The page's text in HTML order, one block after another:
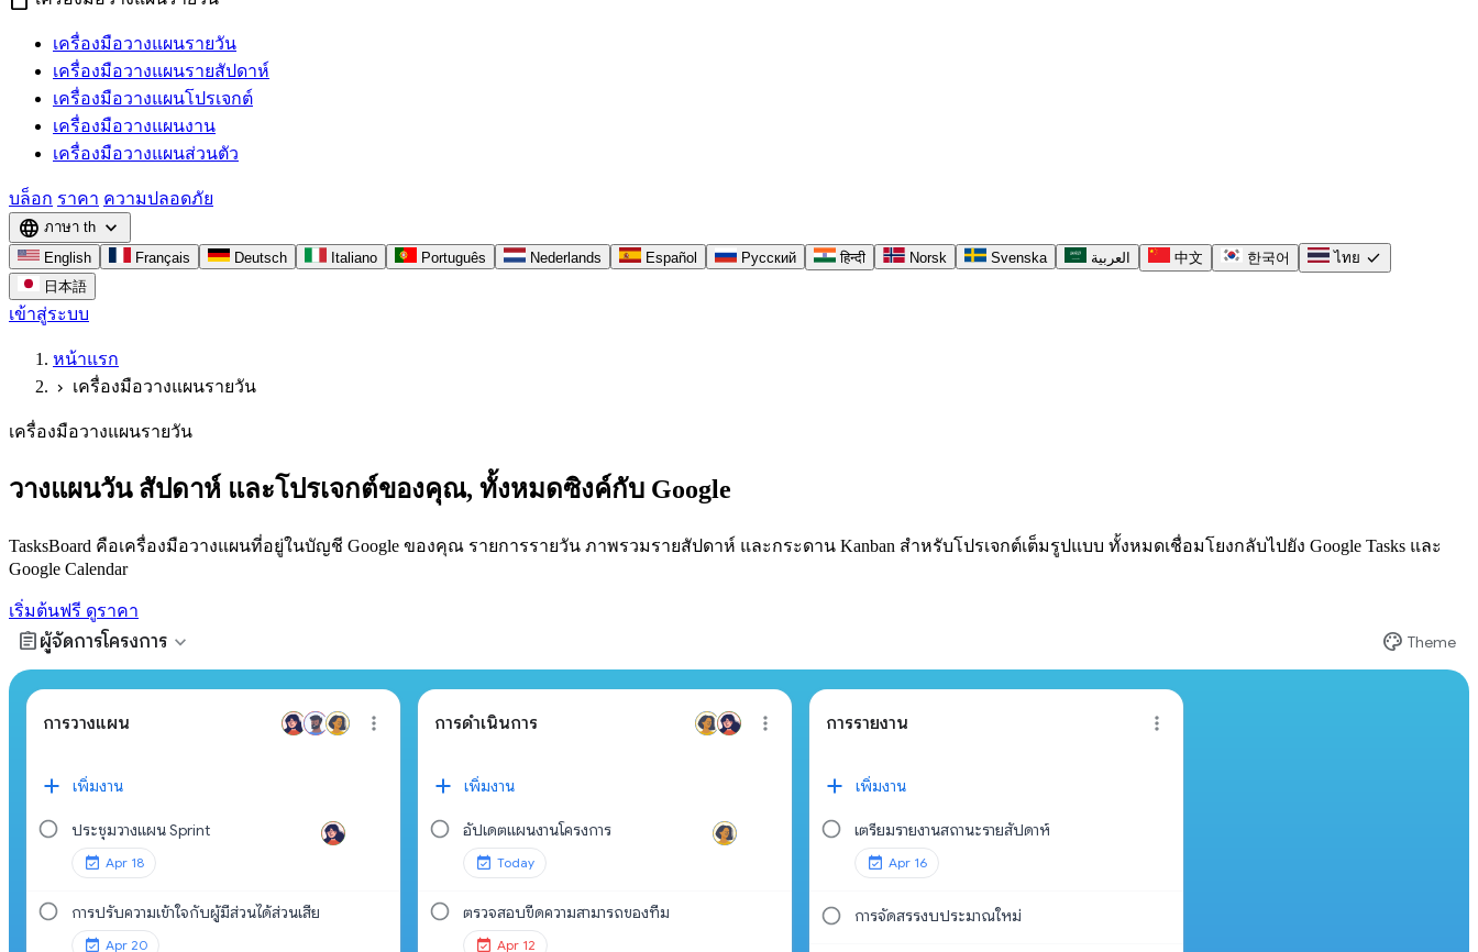
เครื่องมือวางแผนรายวัน
เครื่องมือวางแผนรายสัปดาห์
เครื่องมือวางแผนโปรเจกต์
เครื่องมือวางแผนงาน
เครื่องมือวางแผนส่วนตัว
บล็อก ราคา ความปลอดภัย
language ภาษา th expand_more
English Français Deutsch Italiano Português Nederlands Español Русский हिन्दी Norsk Svenska العربية 中文 한국어 ไทย check
日本語
เข้าสู่ระบบ
หน้าแรก
chevron_right เครื่องมือวางแผนรายวัน
เครื่องมือวางแผนรายวัน
วางแผนวัน สัปดาห์ และโปรเจกต์ของคุณ, ทั้งหมดซิงค์กับ Google
TasksBoard คือเครื่องมือวางแผนที่อยู่ในบัญชี Google ของคุณ รายการรายวัน ภาพรวมรายสัปดาห์ และกระดาน Kanban สำหรับโปรเจกต์เต็มรูปแบบ ทั้งหมดเชื่อมโยงกลับไปยัง Google Tasks และ
Google Calendar
เริ่มต้นฟรี ดูราคา
assignmentผู้จัดการโครงการ expand_more palette Theme
การวางแผน
เพิ่มงาน
ประชุมวางแผน Sprint
Apr 18
การปรับความเข้าใจกับผู้มีส่วนได้ส่วนเสีย
Apr 20
การดำเนินการ
เพิ่มงาน
อัปเดตแผนงานโครงการ
Today
ตรวจสอบขีดความสามารถของทีม
Apr 12
การรายงาน
เพิ่มงาน
เตรียมรายงานสถานะรายสัปดาห์
Apr 16
การจัดสรรงบประมาณใหม่